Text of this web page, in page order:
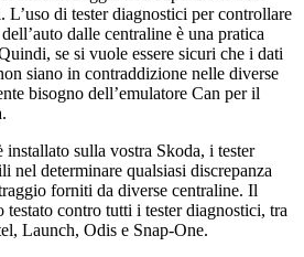
di tester diagnostici per controllare
dalle centraline è una pratica
se si vuole essere sicuri che i dati
siano in contraddizione nelle diverse
bisogno dell’emulatore Can per il
installato sulla vostra Skoda, i tester
nel determinare qualsiasi discrepanza
forniti da diverse centraline. Il
testato contro tutti i tester diagnostici, tra
Launch, Odis e Snap-One.